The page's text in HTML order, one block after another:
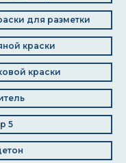
для разметки
краски
краски
5